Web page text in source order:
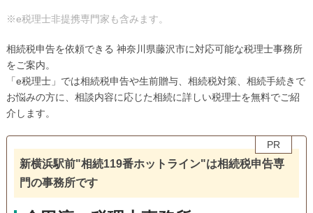
横浜市南区（5）
※e税理士非提携専門家も含みます。
相続税申告を依頼できる 神奈川県藤沢市に対応可能な税理士事務所
をご案内。
「e税理士」では相続税申告や生前贈与、相続税対策、相続手続きで
お悩みの方に、相談内容に応じた相続に詳しい税理士を無料でご紹
介します。
PR
新横浜駅前"相続119番ホットライン"は相続税申告専
門の事務所です